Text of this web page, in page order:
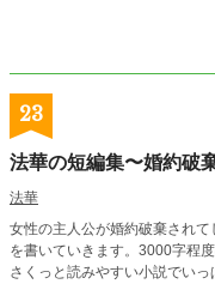
23
法華の短編集〜婚約破
法華
女性の主人公が婚約破棄され
を書いていきます。3000字程
さくっと読みやすい小説でいっぱいにしたいで